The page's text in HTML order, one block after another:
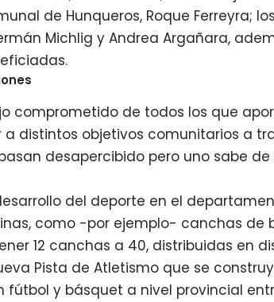
de Hunqueros, Roque Ferreyra; los
Michlig y Andrea Argañara,
comprometido de todos los que
a distintos objetivos comunitarios a
desapercibido pero uno sabe de
del deporte en el
como -por ejemplo- canchas de
12 canchas a 40, distribuidas en
Pista de Atletismo que se
fútbol y básquet a nivel provincial